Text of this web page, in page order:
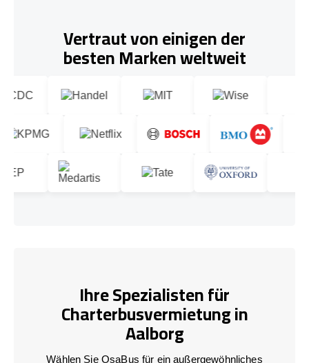
Vertraut von einigen der
besten Marken weltweit
Ihre Spezialisten für
Charterbusvermietung in
Aalborg
Wählen Sie OsaBus für ein außergewöhnliches